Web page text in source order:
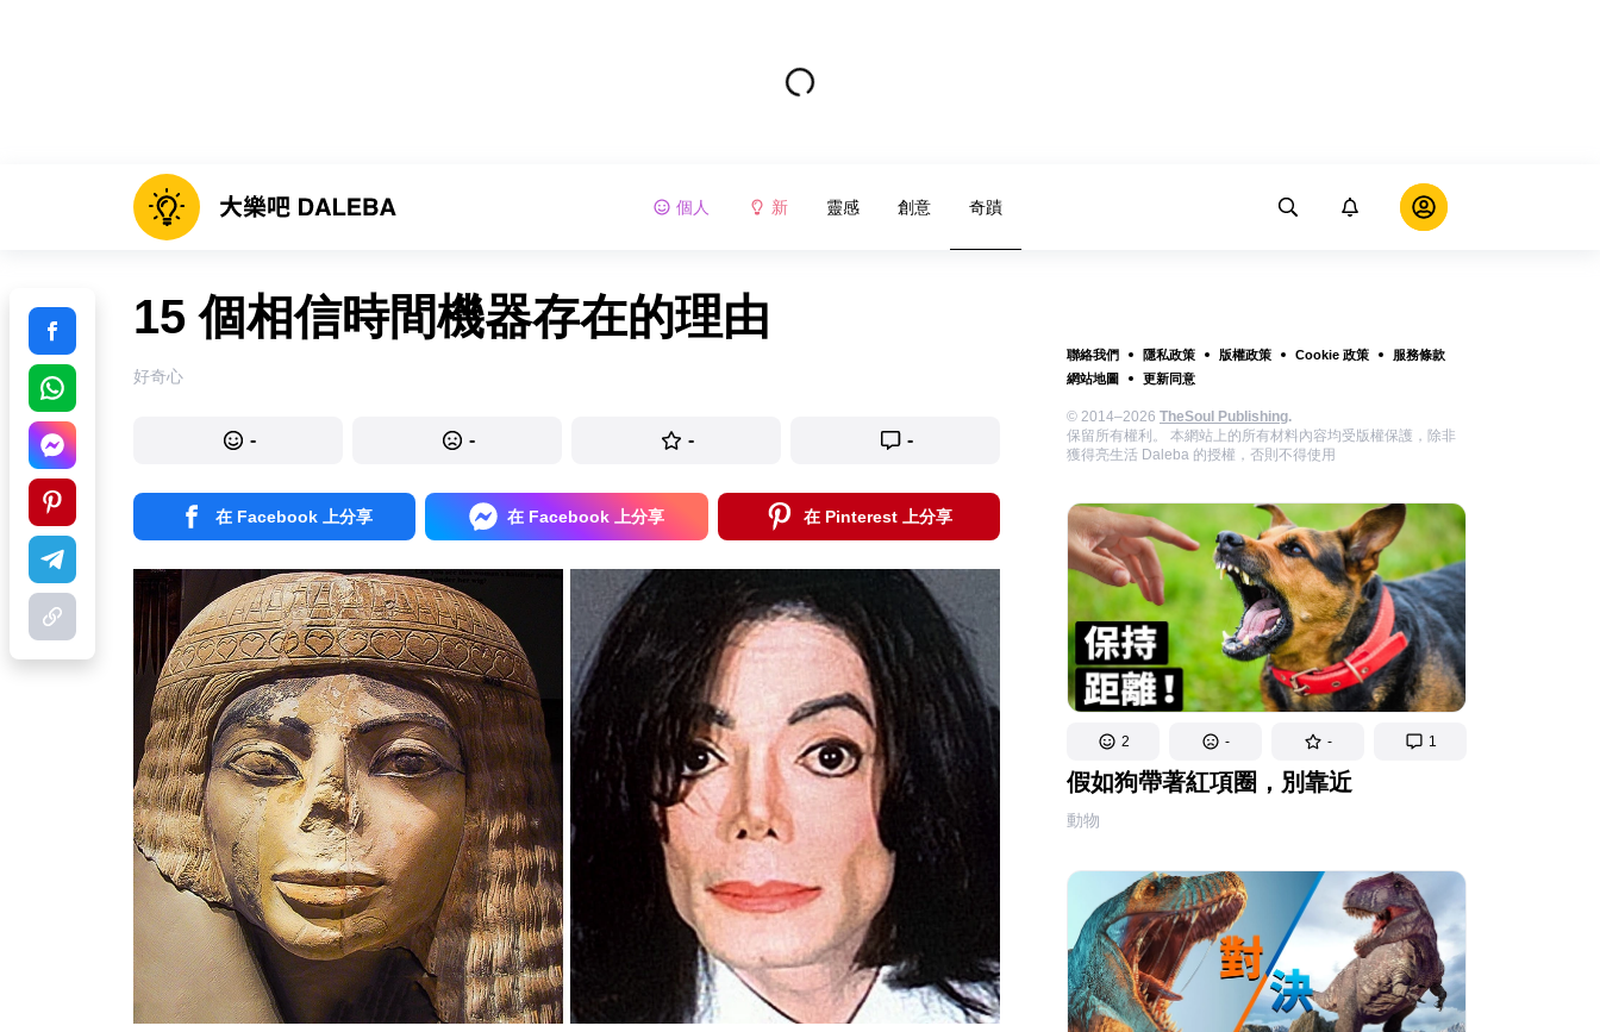
個人 新 靈感 創意 奇蹟
聯絡我們 隱私政策 版權政策 Cookie 政策
服務條款
網站地圖
更新同意
© 2014–2026 TheSoul Publishing.
保留所有權利。 本網站上的所有材料內容均受版權保護，除非
獲得亮生活 Daleba 的授權，否則不得使用
2 - - 1
假如狗帶著紅項圈，別靠近
動物
15 個相信時間機器存在的理由
好奇心
- - - -
在 Facebook 上分享 在 Facebook 上分享 在 Pinterest 上分享